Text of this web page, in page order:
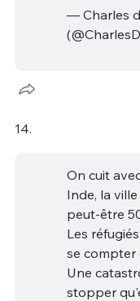
— Charles
14.
On cuit
Inde, la
peut-être
Les
se compter
Une
stopper